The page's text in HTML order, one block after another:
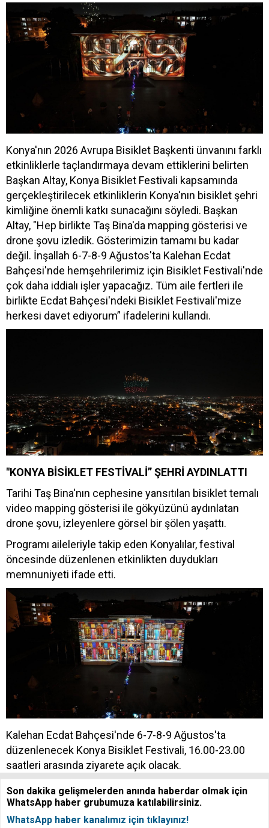
Konya'nın 2026 Avrupa Bisiklet Başkenti ünvanını farklı
etkinliklerle taçlandırmaya devam ettiklerini belirten
Başkan Altay, Konya Bisiklet Festivali kapsamında
gerçekleştirilecek etkinliklerin Konya'nın bisiklet şehri
kimliğine önemli katkı sunacağını söyledi. Başkan
Altay, "Hep birlikte Taş Bina'da mapping gösterisi ve
drone şovu izledik. Gösterimizin tamamı bu kadar
değil. İnşallah 6-7-8-9 Ağustos'ta Kalehan Ecdat
Bahçesi'nde hemşehrilerimiz için Bisiklet Festivali'nde
çok daha iddialı işler yapacağız. Tüm aile fertleri ile
birlikte Ecdat Bahçesi'ndeki Bisiklet Festivali'mize
herkesi davet ediyorum” ifadelerini kullandı.
"KONYA BİSİKLET FESTİVALİ” ŞEHRİ AYDINLATTI
Tarihi Taş Bina'nın cephesine yansıtılan bisiklet temalı
video mapping gösterisi ile gökyüzünü aydınlatan
drone şovu, izleyenlere görsel bir şölen yaşattı.
Programı aileleriyle takip eden Konyalılar, festival
öncesinde düzenlenen etkinlikten duydukları
memnuniyeti ifade etti.
Kalehan Ecdat Bahçesi'nde 6-7-8-9 Ağustos'ta
düzenlenecek Konya Bisiklet Festivali, 16.00-23.00
saatleri arasında ziyarete açık olacak.
Son dakika gelişmelerden anında haberdar olmak için
WhatsApp haber grubumuza katılabilirsiniz.
WhatsApp haber kanalımız için tıklayınız!